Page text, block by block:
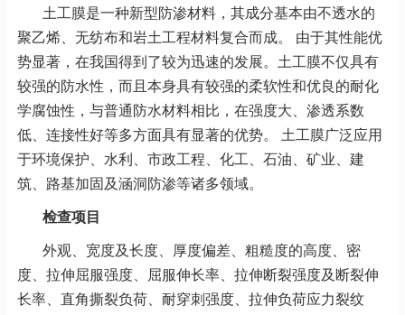
土工膜是一种新型防渗材料，其成分基本由不透水的
聚乙烯、无纺布和岩土工程材料复合而成。 由于其性能优
势显著，在我国得到了较为迅速的发展。土工膜不仅具有
较强的防水性，而且本身具有较强的柔软性和优良的耐化
学腐蚀性，与普通防水材料相比，在强度大、渗透系数
低、连接性好等多方面具有显著的优势。 土工膜广泛应用
于环境保护、水利、市政工程、化工、石油、矿业、建
筑、路基加固及涵洞防渗等诸多领域。
检查项目
外观、宽度及长度、厚度偏差、粗糙度的高度、密
度、拉伸屈服强度、屈服伸长率、拉伸断裂强度及断裂伸
长率、直角撕裂负荷、耐穿刺强度、拉伸负荷应力裂纹